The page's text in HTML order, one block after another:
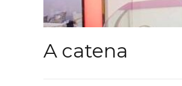
A catena